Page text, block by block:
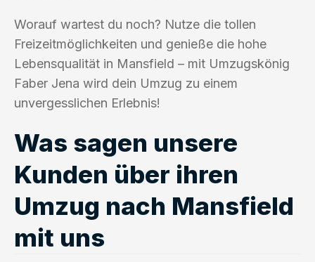
Worauf wartest du noch? Nutze die tollen
Freizeitmöglichkeiten und genieße die hohe
Lebensqualität in Mansfield – mit Umzugskönig
Faber Jena wird dein Umzug zu einem
unvergesslichen Erlebnis!
Was sagen unsere
Kunden über ihren
Umzug nach Mansfield
mit uns